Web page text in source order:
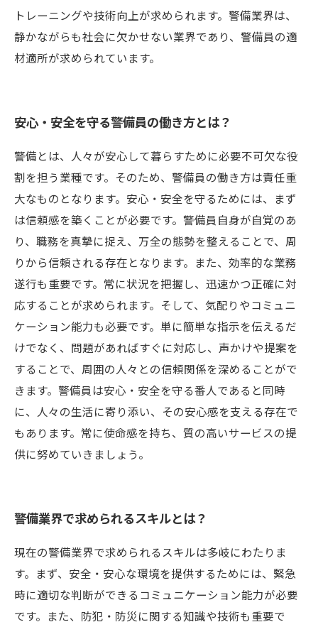
トレーニングや技術向上が求められます。警備業界は、
静かながらも社会に欠かせない業界であり、警備員の適
材適所が求められています。
安心・安全を守る警備員の働き方とは？
警備とは、人々が安心して暮らすために必要不可欠な役
割を担う業種です。そのため、警備員の働き方は責任重
大なものとなります。安心・安全を守るためには、まず
は信頼感を築くことが必要です。警備員自身が自覚のあ
り、職務を真摯に捉え、万全の態勢を整えることで、周
りから信頼される存在となります。また、効率的な業務
遂行も重要です。常に状況を把握し、迅速かつ正確に対
応することが求められます。そして、気配りやコミュニ
ケーション能力も必要です。単に簡単な指示を伝えるだ
けでなく、問題があればすぐに対応し、声かけや提案を
することで、周囲の人々との信頼関係を深めることがで
きます。警備員は安心・安全を守る番人であると同時
に、人々の生活に寄り添い、その安心感を支える存在で
もあります。常に使命感を持ち、質の高いサービスの提
供に努めていきましょう。
警備業界で求められるスキルとは？
現在の警備業界で求められるスキルは多岐にわたりま
す。まず、安全・安心な環境を提供するためには、緊急
時に適切な判断ができるコミュニケーション能力が必要
です。また、防犯・防災に関する知識や技術も重要で